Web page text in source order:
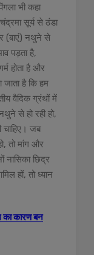
भी कहा
सूर्य से ठंडा
(बाएं) नथुने से
पड़ता है,
होता है और
जाता है कि हम
वैदिक ग्रंथों में
से हो रही हो,
चाहिए। जब
तो मांग और
नासिका छिद्र
हों, तो ध्यान
का कारण बन